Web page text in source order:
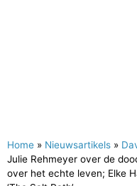
Home » Nieuwsartikels »
Julie Rehmeyer over de
over het echte leven; Elke